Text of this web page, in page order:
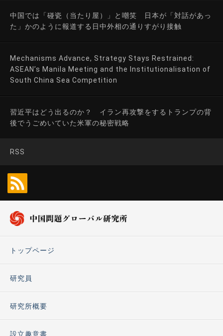
中国では「碰瓷（当たり屋）」と嘲笑 日本が「対話があっ
た」かのように報道する日中外相の通りすがり接触
Mechanisms Advance, Strategy Stays Restrained:
ASEAN’s Manila Meeting and the Institutionalisation of
South China Sea Competition
習近平はどう出るのか？ イラン再攻撃をするトランプの背
後でうごめいていた米軍の秘密戦略
RSS
トップページ
研究員
研究所概要
設立趣意書